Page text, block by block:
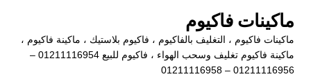
المحتوى
ماكينات فاكيوم
ماكينات فاكيوم ، التغليف بالفاكيوم ، فاكيوم بلاستيك ، ماكينة فاكيوم ،
ماكينة فاكيوم تغليف وسحب الهواء ، فاكيوم للبيع 01211116954 –
01211116956 – 01211116958